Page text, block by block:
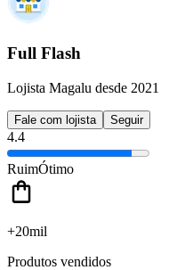
Full Flash
Lojista Magalu desde 2021
Fale com lojista Seguir
4.4
RuimÓtimo
+20mil
Produtos vendidos